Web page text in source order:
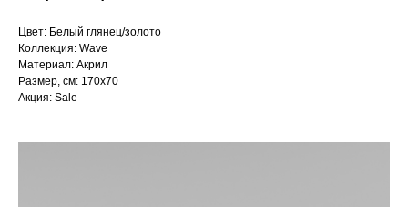
Цвет: Белый глянец/золото
Коллекция: Wave
Материал: Акрил
Размер, см: 170х70
Акция: Sale